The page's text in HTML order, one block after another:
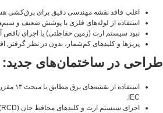
اغلب فاقد نقشه مهندسی دقیق برای برق‌کشی
استفاده از لوله‌های فلزی با پوشش ضعیف و
نبود سیستم ارت (زمین حفاظتی) یا اجرای ناقص
پریزها و کلیدهای کم‌شمار، بدون در نظر گرفتن
طراحی در ساختمان‌های جدید:
استفاده
IEC.
اجرای سیستم ارت و کلیدهای محافظ جان (RCD) به صورت اجباری.